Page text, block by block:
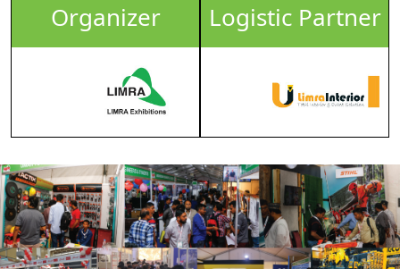
Organizer Logistic Partner